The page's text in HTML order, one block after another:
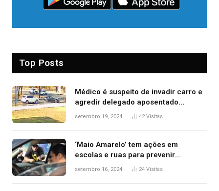
Top Posts
Médico é suspeito de invadir carro e
agredir delegado aposentado
durante confusão no trânsito
setembro 19, 2024 42Visitas
‘Maio Amarelo’ tem ações em
escolas e ruas para prevenir
acidentes no trânsito no AP
setembro 16, 2024 24 Visitas